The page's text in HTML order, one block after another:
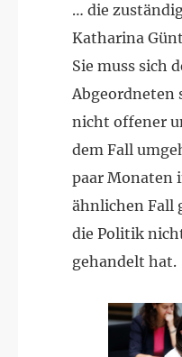
… die
Katharina
Sie muss sich
Abgeordneten
nicht offener
dem Fall
paar Monaten
ähnlichen Fall
die Politik
gehandelt hat.